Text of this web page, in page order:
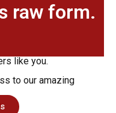
raw form.
like you.
to our amazing